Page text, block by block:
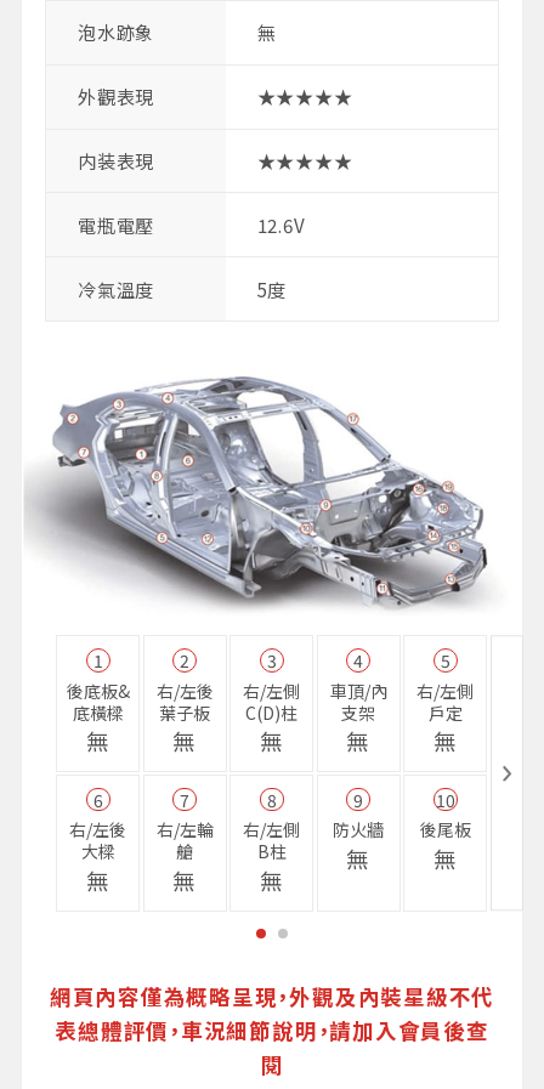
泡水跡象 無
外觀表現 ★★★★★
内装表現 ★★★★★
電瓶電壓 12.6V
冷氣溫度 5度
1
後底板&
底橫樑
無
2
右/左後
葉子板
無
3
右/左側
C(D)柱
無
4
車頂/內
支架
無
5
右/左側
戶定
無
6
右/左後
大樑
無
7
右/左輪
艙
無
8
右/左側
B柱
無
9
防火牆
無
10
後尾板
無
網頁內容僅為概略呈現，外觀及內裝星級不代
表總體評價，車況細節說明，請加入會員後查
閱